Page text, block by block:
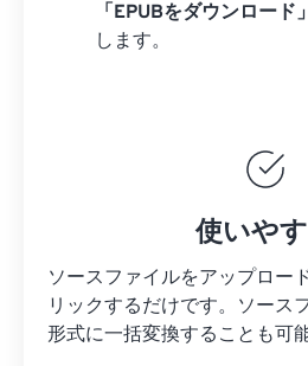
「EPUBをダウンロード」
します。
使いや
ソースファイルをアップロー
リックするだけです。 ソース
形式に一括変換することも可能